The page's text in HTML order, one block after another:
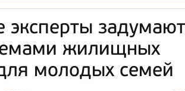
эксперты
жилищных
молодых семей